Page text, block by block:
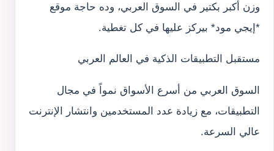
وزن أكبر بكتير في السوق العربي، وده حاجة موقع
*إيجي مود* بيركز عليها في كل تغطية.
مستقبل التطبيقات الذكية في العالم العربي
السوق العربي من أسرع الأسواق نمواً في مجال
التطبيقات، مع زيادة عدد المستخدمين وانتشار الإنترنت
عالي السرعة.